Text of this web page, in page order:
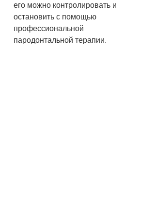
его можно контролировать и
остановить с помощью
профессиональной
пародонтальной терапии.